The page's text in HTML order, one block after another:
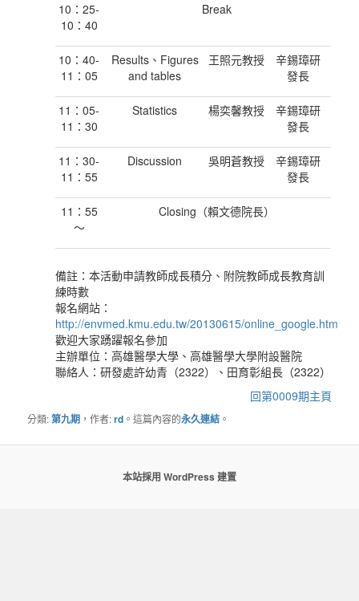
10：25-
10：40
Break
10：40-
11：05
Results、Figures
and tables
王照元教授
辛錫璋研
發長
11：05-
11：30
Statistics 楊奕馨教授
辛錫璋研
發長
11：30-
11：55
Discussion 吳明蒼教授
辛錫璋研
發長
11：55
～
Closing（賴文德院長）
備註：本活動申請教師成長積分、附院教師成長教育訓
練時數
報名網站：
http://envmed.kmu.edu.tw/20130615/online_google.htm
歡迎大家踴躍報名參加
主辦單位：高雄醫學大學、高雄醫學大學附設醫院
聯絡人：研發處許幼青（2322）、田育彰組長（2322）
回第0009期主頁
分類:第九期 ，作者:rd 。這篇內容的永久連結 。
本站採用 WordPress 建置